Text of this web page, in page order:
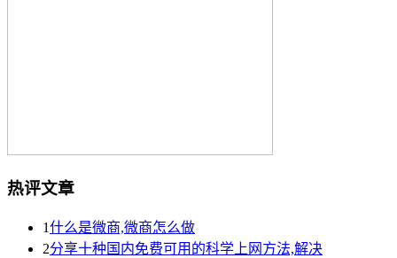
热评文章
1什么是微商,微商怎么做
2分享十种国内免费可用的科学上网方法,解决